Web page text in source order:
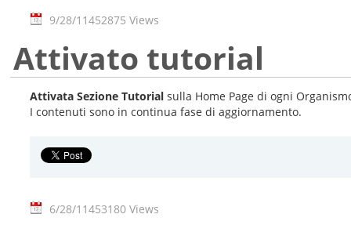
9/28/11452875 Views
Attivato tutorial
Attivata Sezione Tutorial sulla Home Page di ogni
I contenuti sono in continua fase di aggiornamento.
6/28/11453180 Views